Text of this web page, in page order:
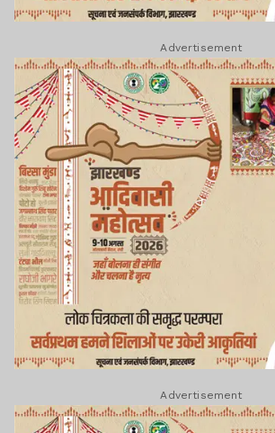
Advertisement
Advertisement